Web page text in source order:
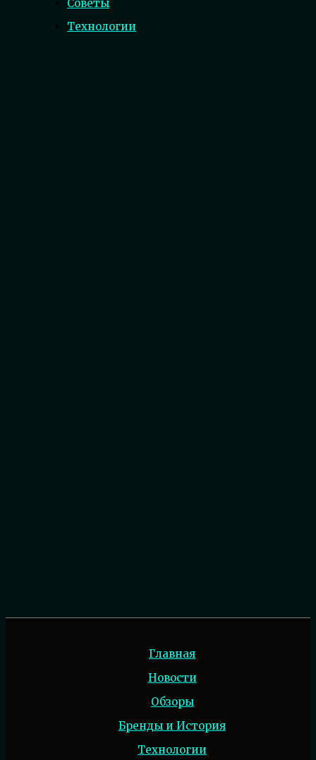
Советы
Технологии
Главная
Новости
Обзоры
Бренды и История
Технологии